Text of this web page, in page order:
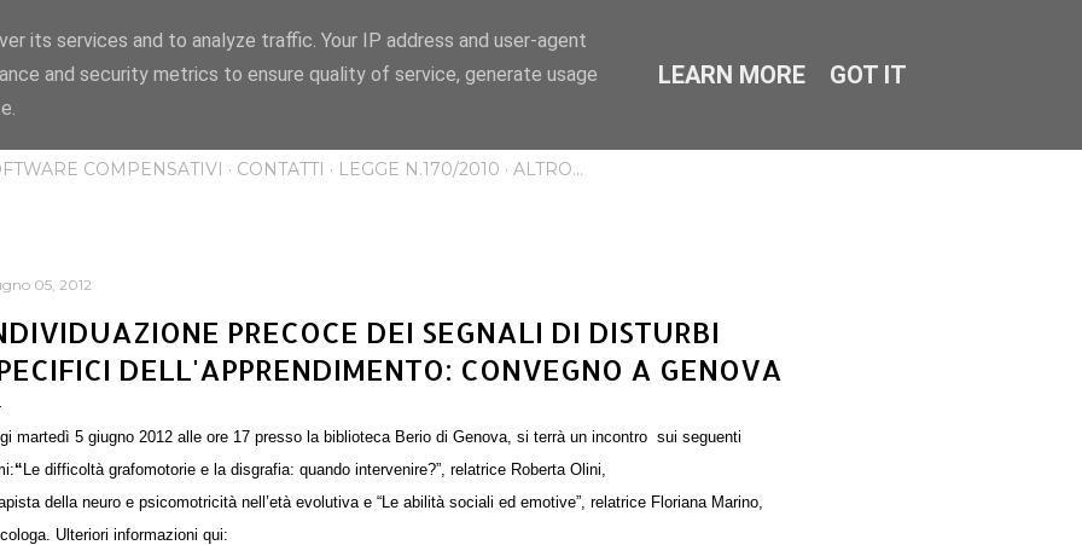
Passa ai contenuti principali
CERCA
IO TI CONOSCO" -
COMPENSATIVI CONTATTI LEGGE N.170/2010 ALTRO…
05, 2012
PRECOCE DEI SEGNALI DI DISTURBI
DELL'APPRENDIMENTO: CONVEGNO A GENOVA
martedì 5 giugno 2012 alle ore 17 presso la biblioteca Berio di Genova, si terrà un incontro sui seguenti
“ Le difficoltà grafomotorie e la disgrafia: quando intervenire?”, relatrice Roberta Olini,
della neuro e psicomotricità nell’età evolutiva e “Le abilità sociali ed emotive”, relatrice Floriana Marino,
Ulteriori informazioni qui:
its services and to analyze traffic. Your IP address and user-agent
and security metrics to ensure quality of service, generate usage
LEARN MORE GOT IT